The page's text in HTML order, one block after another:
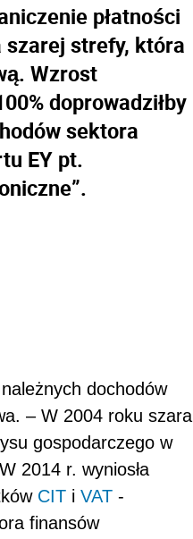
płatności
szarej strefy, która
Wzrost
doprowadziłby
sektora
EY pt.
dochodów
– W 2004 roku szara
gospodarczego w
2014 r. wyniosła
CIT i VAT -
finansów